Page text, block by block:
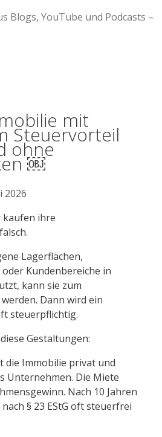
Blogs, YouTube und Podcasts –
mit
Steuervorteil
ohne
￼
2026
kaufen ihre
Lagerflächen,
Kundenbereiche in
kann sie zum
Dann wird ein
steuerpflichtig.
Gestaltungen:
die Immobilie privat und
Unternehmen. Die Miete
Nach 10 Jahren
§ 23 EStG oft steuerfrei